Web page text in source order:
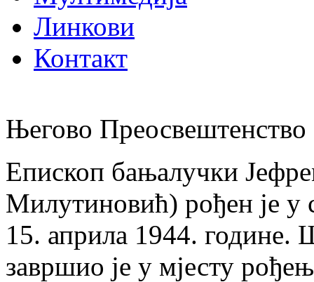
Линкови
Контакт
Његово
Епископ бањалучки
Милутиновић) рођен је у
15. априла 1944. године.
завршио је у мјесту